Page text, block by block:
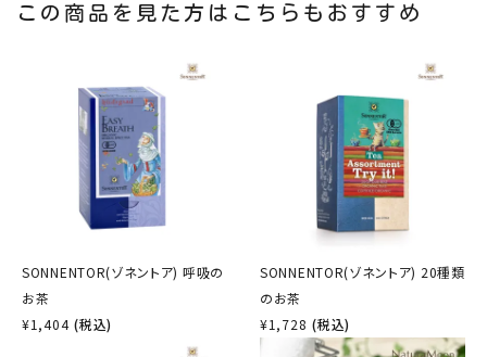
この商品を見た方はこちらもおすすめ
SONNENTOR(ゾネントア) 呼吸の
お茶
¥1,404 (税込)
SONNENTOR(ゾネントア) 20種類
のお茶
¥1,728 (税込)